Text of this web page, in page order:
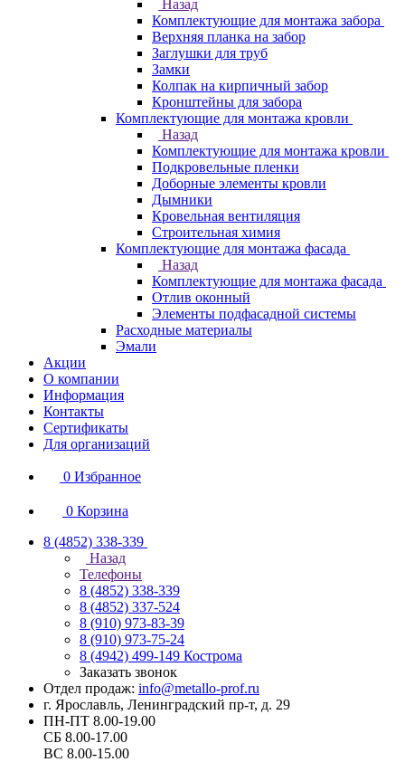
Назад
Комплектующие для монтажа забора
Верхняя планка на забор
Заглушки для труб
Замки
Колпак на кирпичный забор
Кронштейны для забора
Комплектующие для монтажа кровли
Назад
Комплектующие для монтажа кровли
Подкровельные пленки
Доборные элементы кровли
Дымники
Кровельная вентиляция
Строительная химия
Комплектующие для монтажа фасада
Назад
Комплектующие для монтажа фасада
Отлив оконный
Элементы подфасадной системы
Расходные материалы
Эмали
Акции
О компании
Информация
Контакты
Сертификаты
Для организаций
0 Избранное
0 Корзина
8 (4852) 338-339
Назад
Телефоны
8 (4852) 338-339
8 (4852) 337-524
8 (910) 973-83-39
8 (910) 973-75-24
8 (4942) 499-149 Кострома
Заказать звонок
Отдел продаж: info@metallo-prof.ru
г. Ярославль, Ленинградский пр-т, д. 29
ПН-ПТ 8.00-19.00
СБ 8.00-17.00
ВС 8.00-15.00